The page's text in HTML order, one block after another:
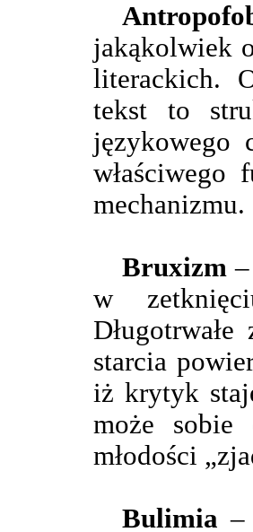
jakąkolwiek
literackich.
tekst to
językowego
właściwego
mechanizmu.
Bruxizm
w
starcia
iż krytyk
może sobie
młodości
Bulimia –